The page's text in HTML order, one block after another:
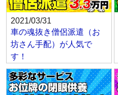
2021/03/31
車の魂抜き僧侶派遣（お
坊さん手配）が人気で
す！